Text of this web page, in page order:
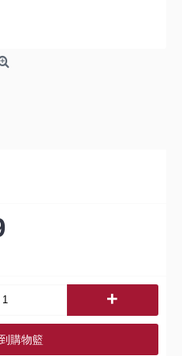
+
購物籃